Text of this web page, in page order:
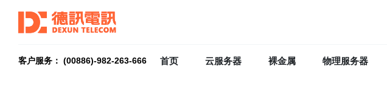
客户服务： (00886)-982-263-666 首页 云服务器 裸金属 物理服务器